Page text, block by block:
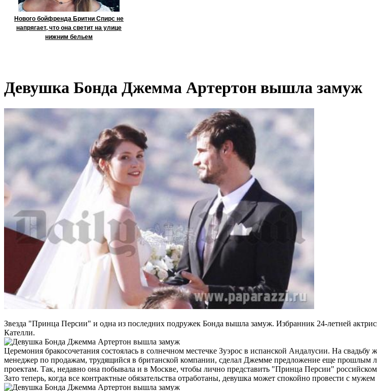
Нового бойфренда Бритни Спирс не
напрягает, что она светит на улице
нижним бельем
Девушка Бонда Джемма Артертон вышла замуж
Звезда "Принца Персии" и одна из последних подружек Бонда вышла замуж. Избранник 24-летней
Кателли.
Церемония бракосочетания состоялась в солнечном местечке Зуэрос в испанской Андалусии. На
менеджер по продажам, трудящийся в британской компании, сделал Джемме предложение еще прошлым
проектам. Так, недавно она побывала и в Москве, чтобы лично представить "Принца Персии"
Зато теперь, когда все контрактные обязательства отработаны, девушка может спокойно провести с